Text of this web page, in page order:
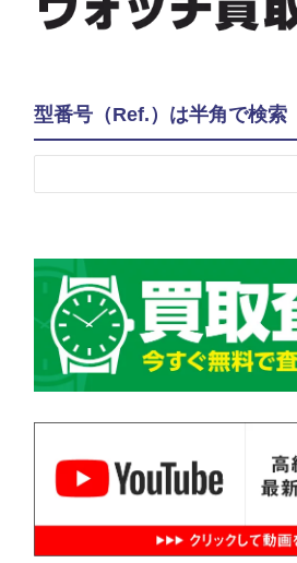
型番号（Ref.）は半角で検索